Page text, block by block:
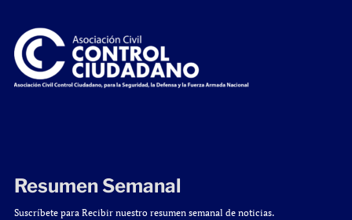
Resumen Semanal
Suscríbete para Recibir nuestro resumen semanal de noticias.